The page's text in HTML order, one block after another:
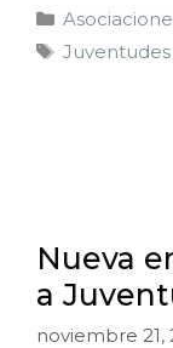
Nueva
a
noviembre 21,